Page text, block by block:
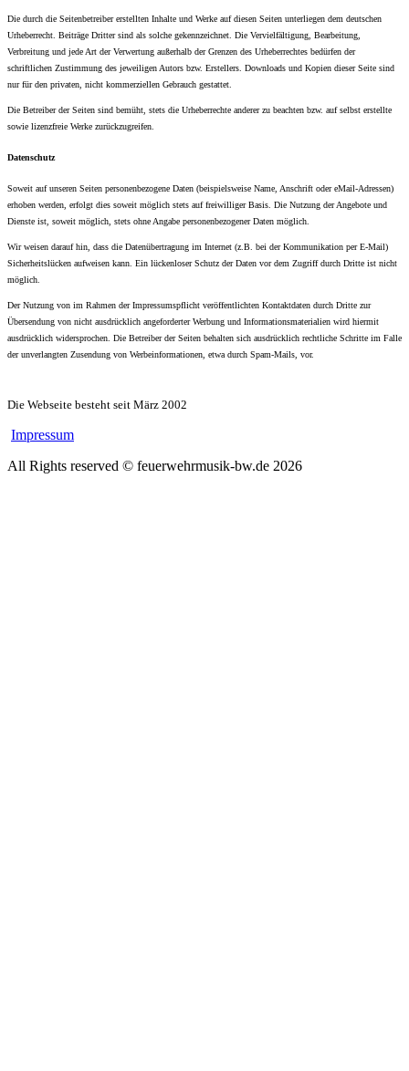
Die durch die Seitenbetreiber erstellten Inhalte und Werke auf diesen Seiten unterliegen dem deutschen
Urheberrecht. Beiträge Dritter sind als solche gekennzeichnet. Die Vervielfältigung, Bearbeitung,
Verbreitung und jede Art der Verwertung außerhalb der Grenzen des Urheberrechtes bedürfen der
schriftlichen Zustimmung des jeweiligen Autors bzw. Erstellers. Downloads und Kopien dieser Seite sind
nur für den privaten, nicht kommerziellen Gebrauch gestattet.
Die Betreiber der Seiten sind bemüht, stets die Urheberrechte anderer zu beachten bzw. auf selbst erstellte
sowie lizenzfreie Werke zurückzugreifen.
Datenschutz
Soweit auf unseren Seiten personenbezogene Daten (beispielsweise Name, Anschrift oder eMail-Adressen)
erhoben werden, erfolgt dies soweit möglich stets auf freiwilliger Basis. Die Nutzung der Angebote und
Dienste ist, soweit möglich, stets ohne Angabe personenbezogener Daten möglich.
Wir weisen darauf hin, dass die Datenübertragung im Internet (z.B. bei der Kommunikation per E-Mail)
Sicherheitslücken aufweisen kann. Ein lückenloser Schutz der Daten vor dem Zugriff durch Dritte ist nicht
möglich.
Der Nutzung von im Rahmen der Impressumspflicht veröffentlichten Kontaktdaten durch Dritte zur
Übersendung von nicht ausdrücklich angeforderter Werbung und Informationsmaterialien wird hiermit
ausdrücklich widersprochen. Die Betreiber der Seiten behalten sich ausdrücklich rechtliche Schritte im Falle
der unverlangten Zusendung von Werbeinformationen, etwa durch Spam-Mails, vor.
Die Webseite besteht seit März 2002
Impressum
All Rights reserved © feuerwehrmusik-bw.de 2026